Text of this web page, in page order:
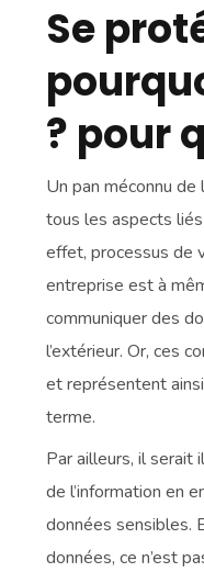
Se
? pour
Un pan méconnu de
tous les aspects
effet, processus de
entreprise est à
communiquer des
l’extérieur. Or, ces
et représentent
terme.
Par ailleurs, il serait
de l’information en
données sensibles.
données, ce n’est